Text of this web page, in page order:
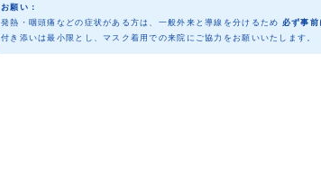
お願い：
発熱・咽頭痛などの症状がある方は、一般外来と導線を分けるため 必ず事
付き添いは最小限とし、マスク着用での来院にご協力をお願いいたします。